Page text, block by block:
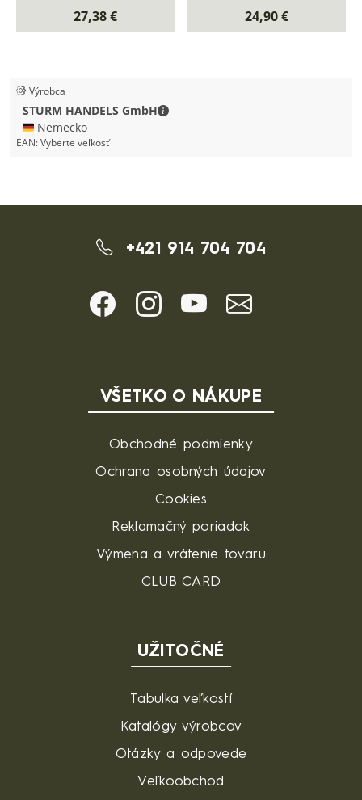
27,38 €
24,90 €
Výrobca
STURM HANDELS GmbH
STURM HANDELS GmbH -
🇩🇪 Nemecko
EAN:Vyberte veľkosť
+421 914 704 704
VŠETKO O NÁKUPE
Obchodné podmienky
Ochrana osobných údajov
Cookies
Reklamačný poriadok
Výmena a vrátenie tovaru
CLUB CARD
UŽITOČNÉ
Tabulka veľkostí
Katalógy výrobcov
Otázky a odpovede
Veľkoobchod